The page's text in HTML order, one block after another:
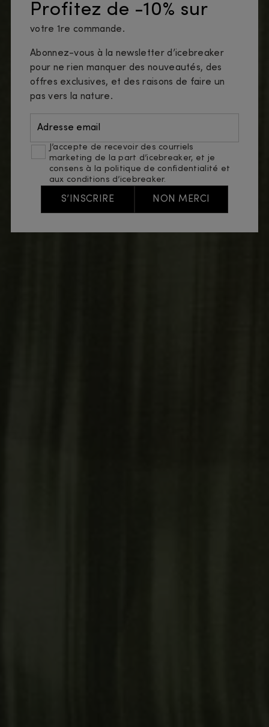
Profitez de -10% sur
votre 1re commande.
Abonnez-vous à la newsletter d’icebreaker
pour ne rien manquer des nouveautés, des
offres exclusives, et des raisons de faire un
pas vers la nature.
Adresse email
J’accepte de recevoir des courriels
marketing de la part d’icebreaker, et je
consens à
la politique de confidentialité et
aux conditions d’icebreaker.
S’INSCRIRE NON MERCI